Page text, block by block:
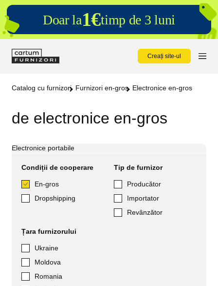
Doar la1€timp de 3 luni
Creați site-ul
Catalog cu furnizori Furnizori en-gros Electronice en-gros
de electronice en-gros
Electronice portabile
Condiții de cooperare
En-gros
Dropshipping
Tip de furnizor
Producător
Importator
Revânzător
Țara furnizorului
Ukraine
Moldova
Romania